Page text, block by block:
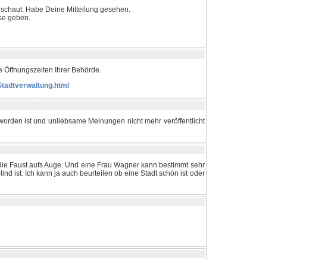
Habe Deine Mitteilung gesehen.
geben.
Öffnungszeiten Ihrer Behörde.
ist und unliebsame Meinungen nicht mehr veröffentlicht
Faust aufs Auge. Und eine Frau Wagner kann bestimmt sehr
ist. Ich kann ja auch beurteilen ob eine Stadt schön ist oder